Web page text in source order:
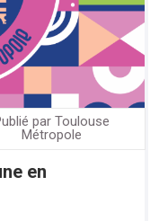
par Toulouse
Métropole
en